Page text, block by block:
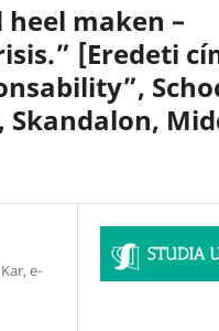
heel maken –
[Eredeti
Skandalon,
e-